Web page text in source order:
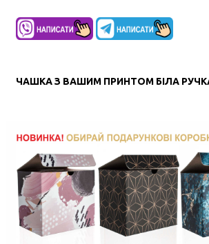
ЧАШКА З ВАШИМ ПРИНТОМ БІЛА